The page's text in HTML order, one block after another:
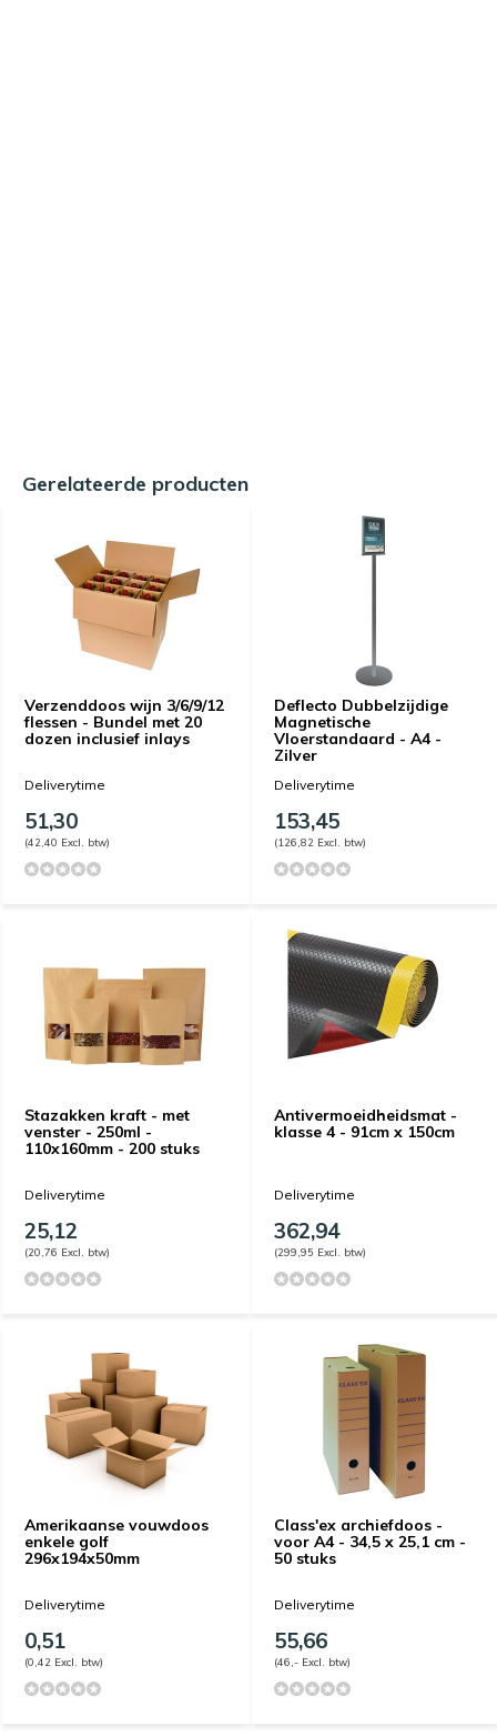
Gerelateerde producten
Verzenddoos wijn 3/6/9/12
flessen - Bundel met 20
dozen inclusief inlays
Deliverytime
51,30
(42,40 Excl. btw)
Deflecto Dubbelzijdige
Magnetische
Vloerstandaard - A4 -
Zilver
Deliverytime
153,45
(126,82 Excl. btw)
Stazakken kraft - met
venster - 250ml -
110x160mm - 200 stuks
Deliverytime
25,12
(20,76 Excl. btw)
Antivermoeidheidsmat -
klasse 4 - 91cm x 150cm
Deliverytime
362,94
(299,95 Excl. btw)
Amerikaanse vouwdoos
enkele golf
296x194x50mm
Deliverytime
0,51
(0,42 Excl. btw)
Class'ex archiefdoos -
voor A4 - 34,5 x 25,1 cm -
50 stuks
Deliverytime
55,66
(46,- Excl. btw)